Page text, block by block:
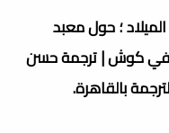
؛ حول معبد
زيفي كوش | ترجمة حسن
بالقاهرة.